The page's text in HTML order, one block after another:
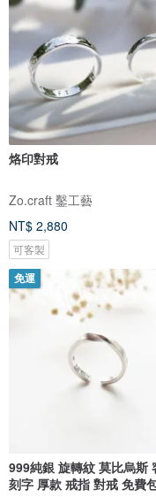
烙印對戒
Zo.craft 鑿工藝
NT$ 2,880
可客製
免運
999純銀 旋轉紋 莫比烏斯
刻字 厚款 戒指 對戒 免費